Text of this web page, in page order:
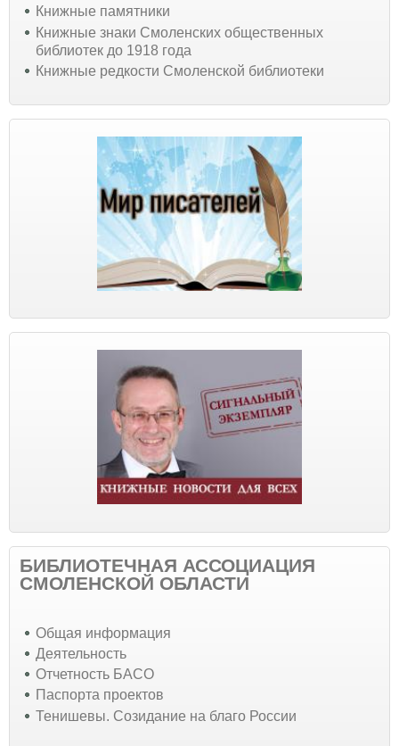
Книжные памятники
Книжные знаки Смоленских общественных
библиотек до 1918 года
Книжные редкости Смоленской библиотеки
БИБЛИОТЕЧНАЯ АССОЦИАЦИЯ
СМОЛЕНСКОЙ ОБЛАСТИ
Общая информация
Деятельность
Отчетность БАСО
Паспорта проектов
Тенишевы. Созидание на благо России